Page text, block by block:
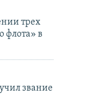
трех
флота» в
звание